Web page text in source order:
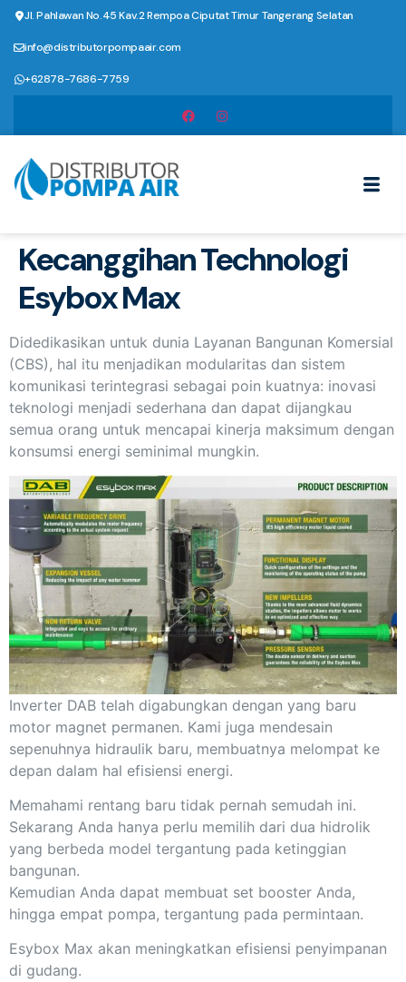
Jl. Pahlawan No.45 Kav.2 Rempoa Ciputat Timur Tangerang Selatan
info@distributorpompaair.com
+62878-7686-7759
Kecanggihan Technologi
Esybox Max
Didedikasikan untuk dunia Layanan Bangunan Komersial
(CBS), hal itu menjadikan modularitas dan sistem
komunikasi terintegrasi sebagai poin kuatnya: inovasi
teknologi menjadi sederhana dan dapat dijangkau
semua orang untuk mencapai kinerja maksimum dengan
konsumsi energi seminimal mungkin.
Inverter DAB telah digabungkan dengan yang baru
motor magnet permanen. Kami juga mendesain
sepenuhnya hidraulik baru, membuatnya melompat ke
depan dalam hal efisiensi energi.
Memahami rentang baru tidak pernah semudah ini.
Sekarang Anda hanya perlu memilih dari dua hidrolik
yang berbeda model tergantung pada ketinggian
bangunan.
Kemudian Anda dapat membuat set booster Anda,
hingga empat pompa, tergantung pada permintaan.
Esybox Max akan meningkatkan efisiensi penyimpanan
di gudang.